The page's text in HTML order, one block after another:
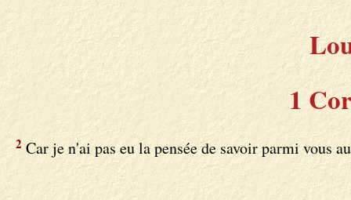
1
2Car je n'ai pas eu la pensée de savoir parmi vous